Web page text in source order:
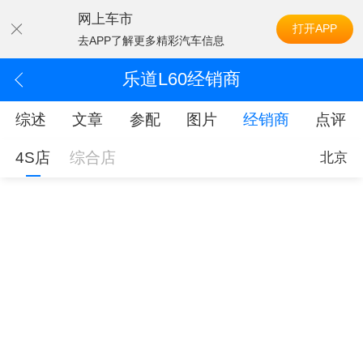
网上车市
去APP了解更多精彩汽车信息
打开APP
乐道L60经销商
综述 文章 参配 图片 经销商 点评
4S店 综合店 北京